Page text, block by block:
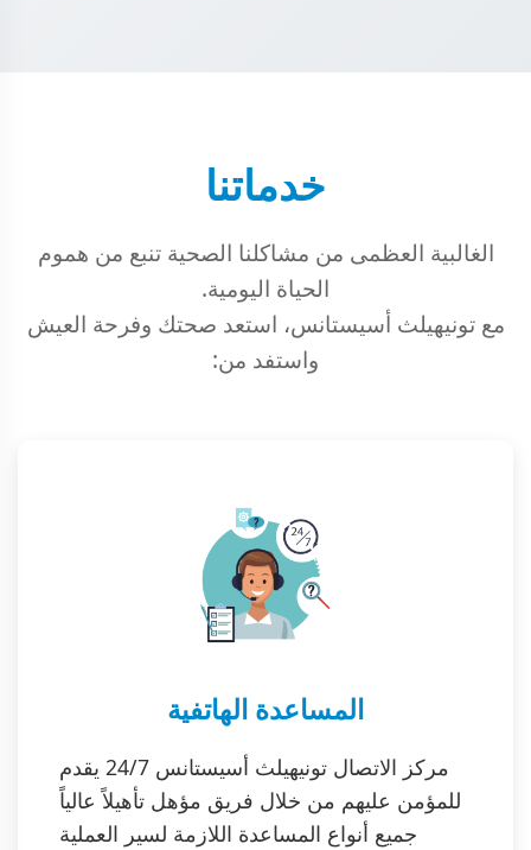
خدماتنا
الغالبية العظمى من مشاكلنا الصحية تنبع من هموم
الحياة اليومية.
مع تونيهيلث أسيستانس، استعد صحتك وفرحة العيش
واستفد من:
المساعدة الهاتفية
مركز الاتصال تونيهيلث أسيستانس 24/7 يقدم
للمؤمن عليهم من خلال فريق مؤهل تأهيلاً عالياً
جميع أنواع المساعدة اللازمة لسير العملية